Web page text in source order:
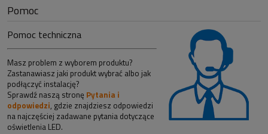
Pomoc
Pomoc techniczna
Masz problem z wyborem produktu?
Zastanawiasz jaki produkt wybrać albo jak
podłączyć instalację?
Sprawdź naszą stronę Pytania i
odpowiedzi, gdzie znajdziesz odpowiedzi
na najczęściej zadawane pytania dotyczące
oświetlenia LED.